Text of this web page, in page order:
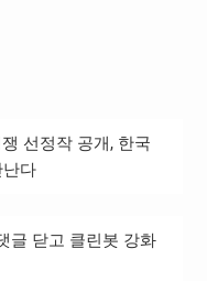
선정작 공개, 한국
다
글 닫고 클린봇 강화